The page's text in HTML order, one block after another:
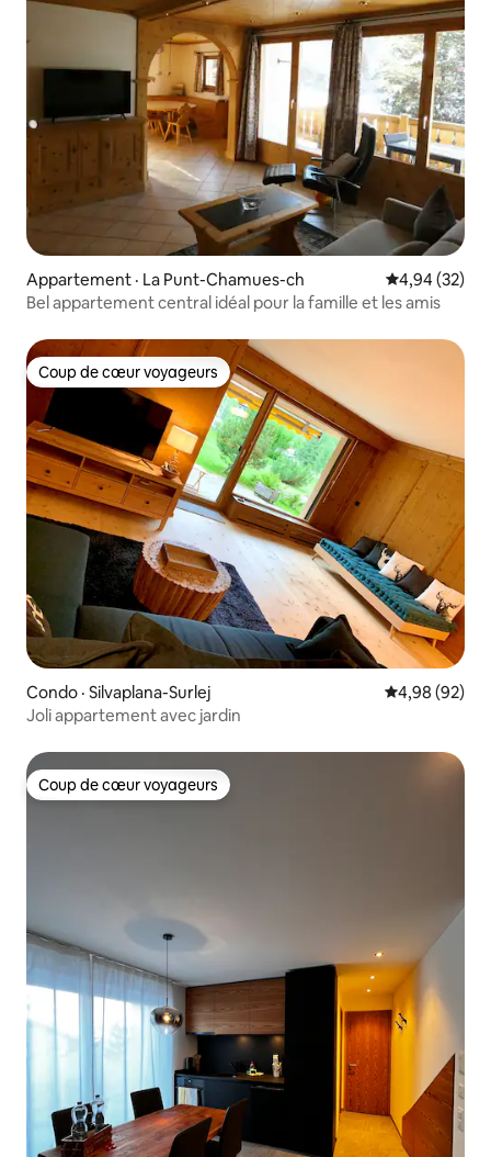
Appartement · La Punt-Chamues-ch Note
4,94 (32)
Bel appartement central idéal pour la famille et les amis
Coup de cœur voyageurs
Coup de cœur voyageurs
Condo · Silvaplana-Surlej Note
4,98 (92)
Joli appartement avec jardin
Coup de cœur voyageurs
Coup de cœur voyageurs